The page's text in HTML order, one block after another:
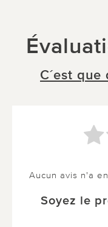
C´est
Aucun avis n'a
Soyez le